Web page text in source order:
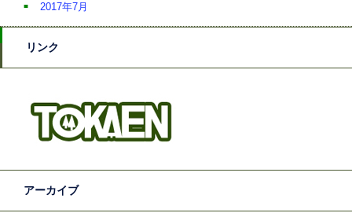
2017年7月
リンク
アーカイブ